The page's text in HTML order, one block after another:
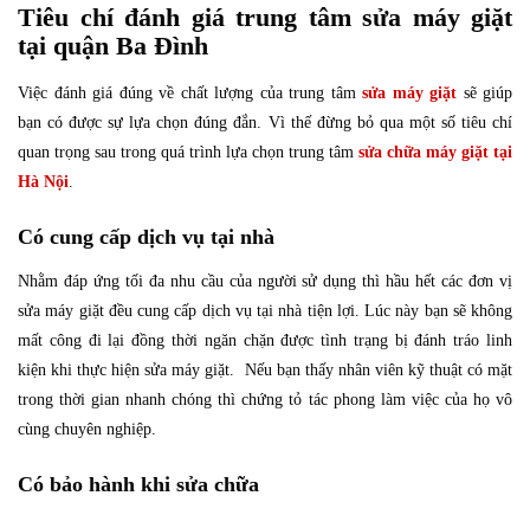
Tiêu chí đánh giá trung tâm sửa máy giặt
tại quận Ba Đình
Việc đánh giá đúng về chất lượng của trung tâm sửa máy giặt sẽ giúp
bạn có được sự lựa chọn đúng đắn. Vì thế đừng bỏ qua một số tiêu chí
quan trọng sau trong quá trình lựa chọn trung tâm sửa chữa máy giặt tại
Hà Nội.
Có cung cấp dịch vụ tại nhà
Nhằm đáp ứng tối đa nhu cầu của người sử dụng thì hầu hết các đơn vị
sửa máy giặt đều cung cấp dịch vụ tại nhà tiện lợi. Lúc này bạn sẽ không
mất công đi lại đồng thời ngăn chặn được tình trạng bị đánh tráo linh
kiện khi thực hiện sửa máy giặt. Nếu bạn thấy nhân viên kỹ thuật có mặt
trong thời gian nhanh chóng thì chứng tỏ tác phong làm việc của họ vô
cùng chuyên nghiệp.
Có bảo hành khi sửa chữa